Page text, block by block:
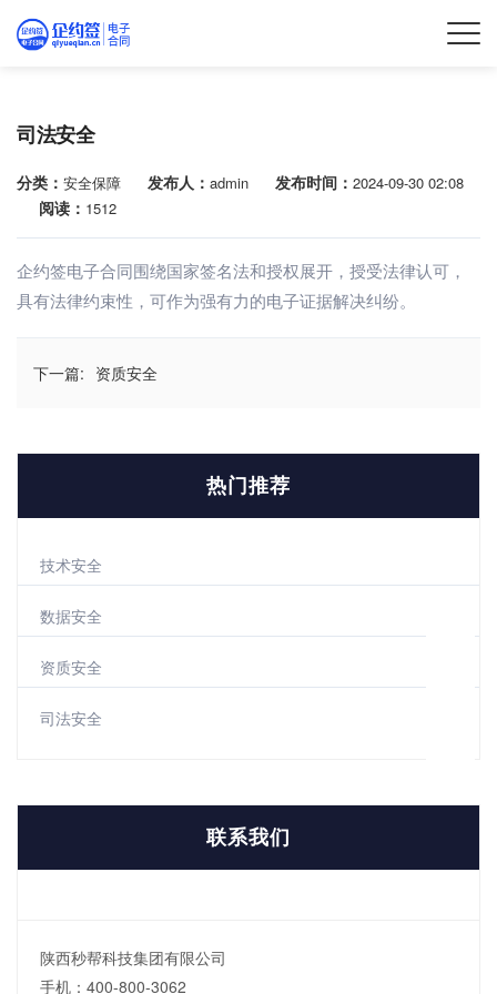
司法安全
分类： 安全保障 发布人： admin 发布时间： 2024-09-30 02:08
阅读： 1512
企约签电子合同围绕国家签名法和授权展开，授受法律认可，
具有法律约束性，可作为强有力的电子证据解决纠纷。
下一篇: 资质安全
热门推荐
技术安全
数据安全
资质安全
司法安全
联系我们
陕西秒帮科技集团有限公司
手机：400-800-3062